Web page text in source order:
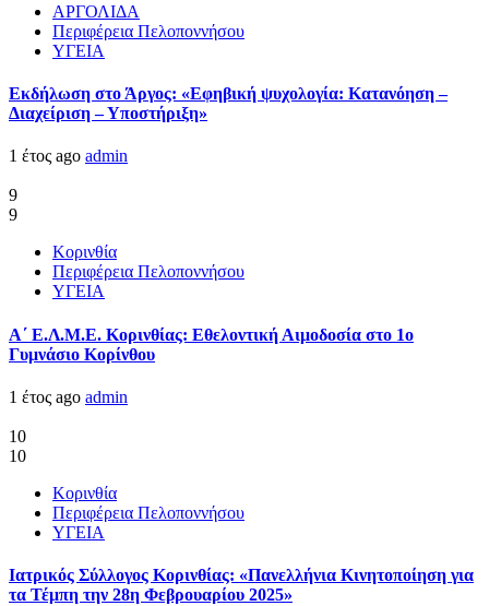
ΑΡΓΟΛΙΔΑ
Περιφέρεια Πελοποννήσου
ΥΓΕΙΑ
Εκδήλωση στο Άργος: «Εφηβική ψυχολογία: Κατανόηση –
Διαχείριση – Υποστήριξη»
1 έτος ago admin
9
9
Κορινθία
Περιφέρεια Πελοποννήσου
ΥΓΕΙΑ
Α΄ Ε.Λ.Μ.Ε. Κορινθίας: Εθελοντική Αιμοδοσία στο 1ο
Γυμνάσιο Κορίνθου
1 έτος ago admin
10
10
Κορινθία
Περιφέρεια Πελοποννήσου
ΥΓΕΙΑ
Ιατρικός Σύλλογος Κορινθίας: «Πανελλήνια Κινητοποίηση για
τα Τέμπη την 28η Φεβρουαρίου 2025»